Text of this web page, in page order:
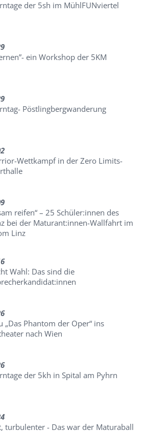
der 5sh im MühlFUNviertel
ein Workshop der 5KM
Pöstlingbergwanderung
Wettkampf in der Zero Limits-
reifen“ – 25 Schüler:innen des
bei der Maturant:innen-Wallfahrt im
Linz
Wahl: Das sind die
„Das Phantom der Oper“ ins
nach Wien
der 5kh in Spital am Pyhrn
turbulenter - Das war der Maturaball